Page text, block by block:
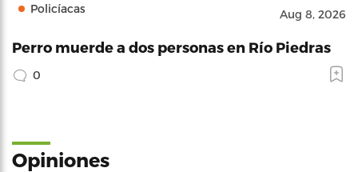
Policíacas Aug 8, 2026
Perro muerde a dos personas en Río Piedras
0
Opiniones